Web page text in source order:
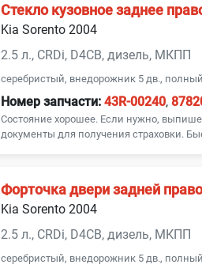
Стекло кузовное заднее
Kia Sorento 2004
2.5 л., CRDi, D4CB, дизель, МКПП
серебристый, внедорожник 5 дв.,
Номер запчасти: 43R-00240,
Состояние хорошее. Если нужно,
документы для получения страховки.
Форточка двери задней
Kia Sorento 2004
2.5 л., CRDi, D4CB, дизель, МКПП
серебристый, внедорожник 5 дв.,